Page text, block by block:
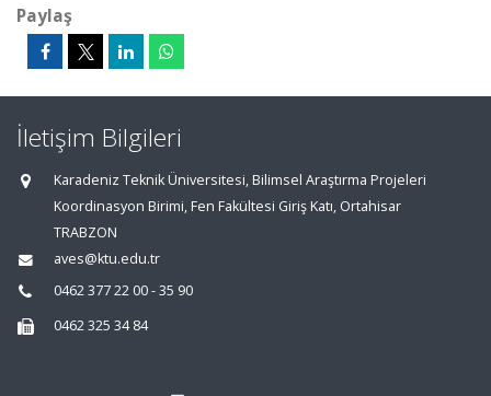
Paylaş
İletişim Bilgileri
Karadeniz Teknik Üniversitesi, Bilimsel Araştırma Projeleri
Koordinasyon Birimi, Fen Fakültesi Giriş Katı, Ortahisar
TRABZON
aves@ktu.edu.tr
0462 377 22 00 - 35 90
0462 325 34 84